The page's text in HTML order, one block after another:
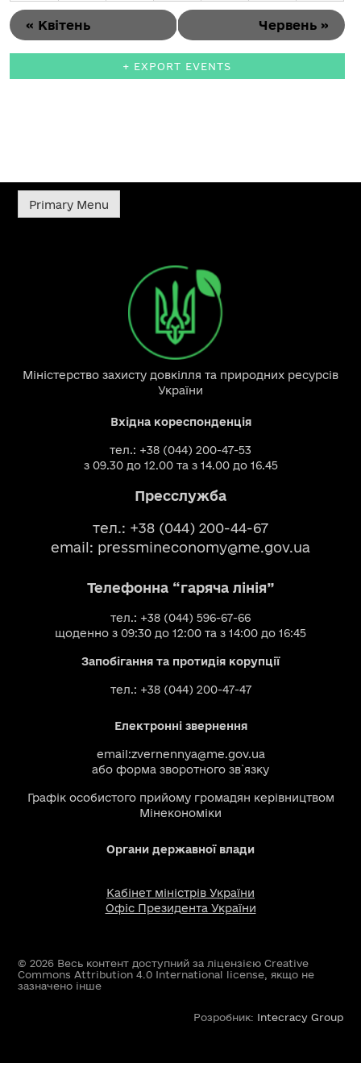
« Квітень Червень »
+ EXPORT EVENTS
Primary Menu
Міністерство захисту довкілля та природних ресурсів
України
Вхідна кореспонденція
тел.: +38 (044) 200-47-53
з 09.30 до 12.00 та з 14.00 до 16.45
Пресслужба
тел.: +38 (044) 200-44-67
email: pressmineconomy@me.gov.ua
Телефонна “гаряча лінія”
тел.: +38 (044) 596-67-66
щоденно з 09:30 до 12:00 та з 14:00 до 16:45
Запобігання та протидія корупції
тел.: +38 (044) 200-47-47
Електронні звернення
email:zvernennya@me.gov.ua
або форма зворотного зв`язку
Графік особистого прийому громадян керівництвом
Мінекономіки
Органи державної влади
Кабінет міністрів України
Офіс Президента України
© 2026 Весь контент доступний за ліцензією Creative
Commons Attribution 4.0 International license, якщо не
зазначено інше
Розробник: Intecracy Group